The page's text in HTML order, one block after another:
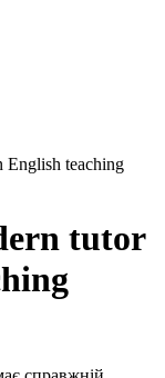
English teaching
tutor